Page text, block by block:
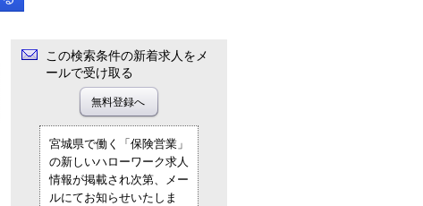
この検索条件の新着求人をメ
ールで受け取る
宮城県で働く「保険営業」
の新しいハローワーク求人
情報が掲載され次第、メー
ルにてお知らせいたしま